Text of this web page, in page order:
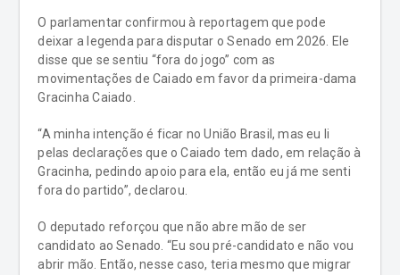
O parlamentar confirmou à reportagem que pode
deixar a legenda para disputar o Senado em 2026. Ele
disse que se sentiu “fora do jogo” com as
movimentações de Caiado em favor da primeira-dama
Gracinha Caiado.
“A minha intenção é ficar no União Brasil, mas eu li
pelas declarações que o Caiado tem dado, em relação à
Gracinha, pedindo apoio para ela, então eu já me senti
fora do partido”, declarou.
O deputado reforçou que não abre mão de ser
candidato ao Senado. “Eu sou pré-candidato e não vou
abrir mão. Então, nesse caso, teria mesmo que migrar